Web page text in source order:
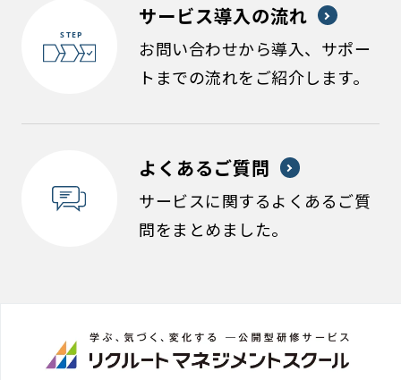
サービス導入の流れ
お問い合わせから導入、サポー
トまでの流れをご紹介します。
よくあるご質問
サービスに関するよくあるご質
問をまとめました。